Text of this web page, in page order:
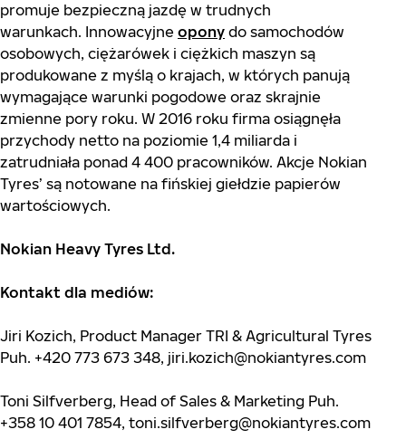
promuje bezpieczną jazdę w trudnych
warunkach. Innowacyjne opony do samochodów
osobowych, ciężarówek i ciężkich maszyn są
produkowane z myślą o krajach, w których panują
wymagające warunki pogodowe oraz skrajnie
zmienne pory roku. W 2016 roku firma osiągnęła
przychody netto na poziomie 1,4 miliarda i
zatrudniała ponad 4 400 pracowników. Akcje Nokian
Tyres’ są notowane na fińskiej giełdzie papierów
wartościowych.
Nokian Heavy Tyres Ltd.
Kontakt dla mediów:
Jiri Kozich, Product Manager TRI & Agricultural Tyres
Puh. +420 773 673 348, jiri.kozich@nokiantyres.com
Toni Silfverberg, Head of Sales & Marketing Puh.
+358 10 401 7854, toni.silfverberg@nokiantyres.com